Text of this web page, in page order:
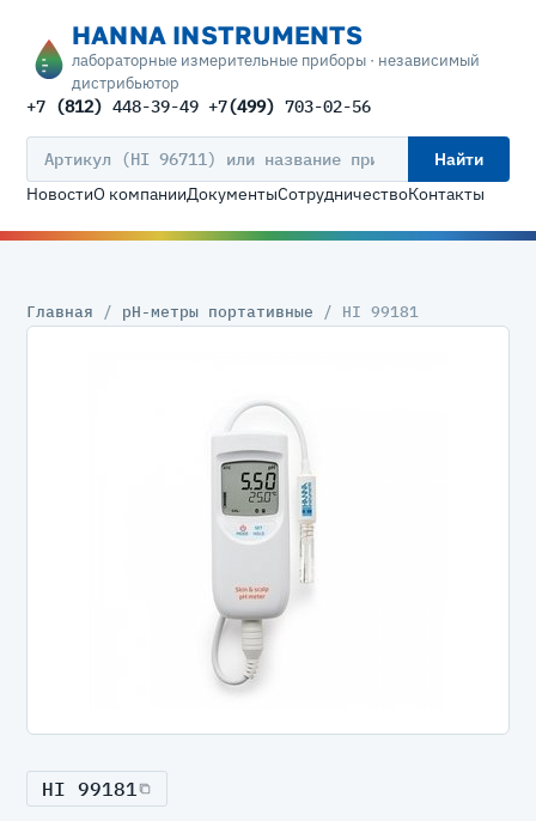
HANNA INSTRUMENTS
лабораторные измерительные приборы · независимый
дистрибьютор
+7 (812) 448-39-49 +7(499) 703-02-56
Найти
НовостиО компанииДокументыСотрудничествоКонтакты
Главная / pH-метры портативные / HI 99181
HI 99181